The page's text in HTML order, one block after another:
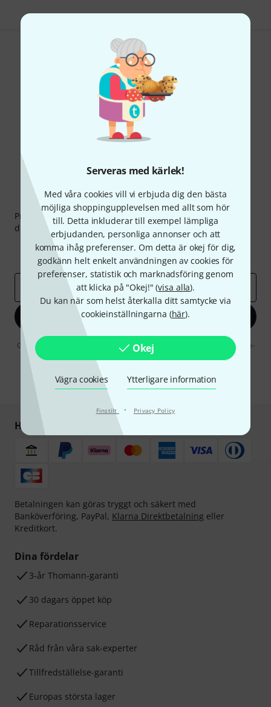
Serveras med kärlek!
Med våra cookies vill vi erbjuda dig den bästa
möjliga shoppingupplevelsen med allt som hör
till. Detta inkluderar till exempel lämpliga
erbjudanden, personliga annonser och att
komma ihåg preferenser. Om detta är okej för dig,
godkänn helt enkelt användningen av cookies för
preferenser, statistik och marknadsföring genom
att klicka på "Okej!" (visa alla).
Du kan när som helst återkalla ditt samtycke via
cookieinställningarna (här).
Okej
Vägra cookies Ytterligare information
Finstilt · Privacy Policy
Gillar du vad du ser?
Dela Hjälp & Feedback
Thomann nyhetsbrev
Prenumererar på Thomanns Nyhetsbrev på engelska och
du kan med lite tur vinna en
50 kupong 50 €
Inspirerande inlägg
Erbjudanden
Thomann Insikter
E-postadress*
Registrera dig nu
Genom att klicka på "Registrera dig nu" samtycker jag till att ta emot e-
postreklam. Avregistrering är möjlig när som helst. Du finner mer
information om nyhetsbrevet i vår
* Nödvändig
Handla och betala säkert
Betalningen kan göras tryggt och säkert med
Banköverföring, PayPal, Klarna Direktbetalning eller
Kreditkort.
Dina fördelar
3-år Thomann-garanti
30 dagars öppet köp
Reparationsservice
Råd från våra sak-experter
Tillfredställelse-garanti
Europas största lager